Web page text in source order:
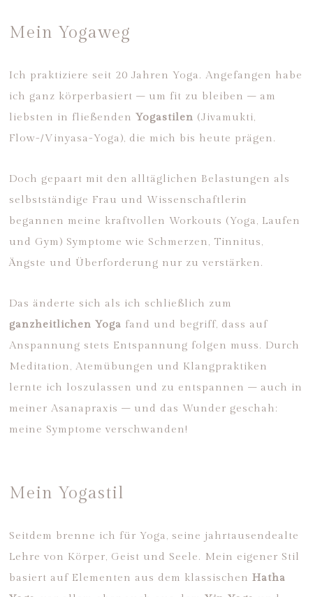
Mein Yogaweg
Ich praktiziere seit 20 Jahren Yoga. Angefangen habe
ich ganz körperbasiert – um fit zu bleiben – am
liebsten in fließendenYogastilen (Jivamukti,
Flow-/Vinyasa-Yoga), die mich bis heute prägen.
Doch gepaart mit den alltäglichen Belastungen als
selbstständige Frau und Wissenschaftlerin
begannen meine kraftvollen Workouts (Yoga, Laufen
und Gym) Symptome wie Schmerzen, Tinnitus,
Ängste und Überforderung nur zu verstärken.
Das änderte sich als ich schließlich zum
ganzheitlichen Yoga fand und begriff, dass auf
Anspannung stets Entspannung folgen muss. Durch
Meditation, Atemübungen und Klangpraktiken
lernte ich loszulassen und zu entspannen – auch in
meiner Asanapraxis – und das Wunder geschah:
meine Symptome verschwanden!
Mein Yogastil
Seitdem brenne ich für Yoga, seine jahrtausendealte
Lehre von Körper, Geist und Seele. Mein eigener Stil
basiert auf Elementen aus dem klassischenHatha